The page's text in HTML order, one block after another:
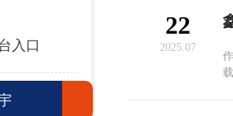
入口
22
2025.07